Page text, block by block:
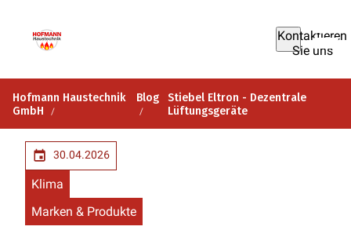
Kontaktieren
Sie uns
Hofmann Haustechnik
GmbH
Blog
Stiebel Eltron - Dezentrale
Lüftungsgeräte
30.04.2026
Klima
Marken & Produkte